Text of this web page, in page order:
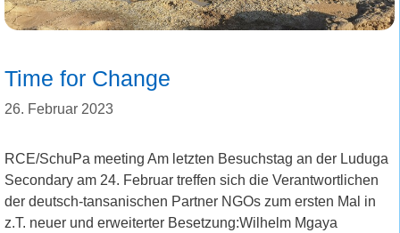
Time for Change
26. Februar 2023
RCE/SchuPa meeting Am letzten Besuchstag an der Luduga
Secondary am 24. Februar treffen sich die Verantwortlichen
der deutsch-tansanischen Partner NGOs zum ersten Mal in
z.T. neuer und erweiterter Besetzung:Wilhelm Mgaya